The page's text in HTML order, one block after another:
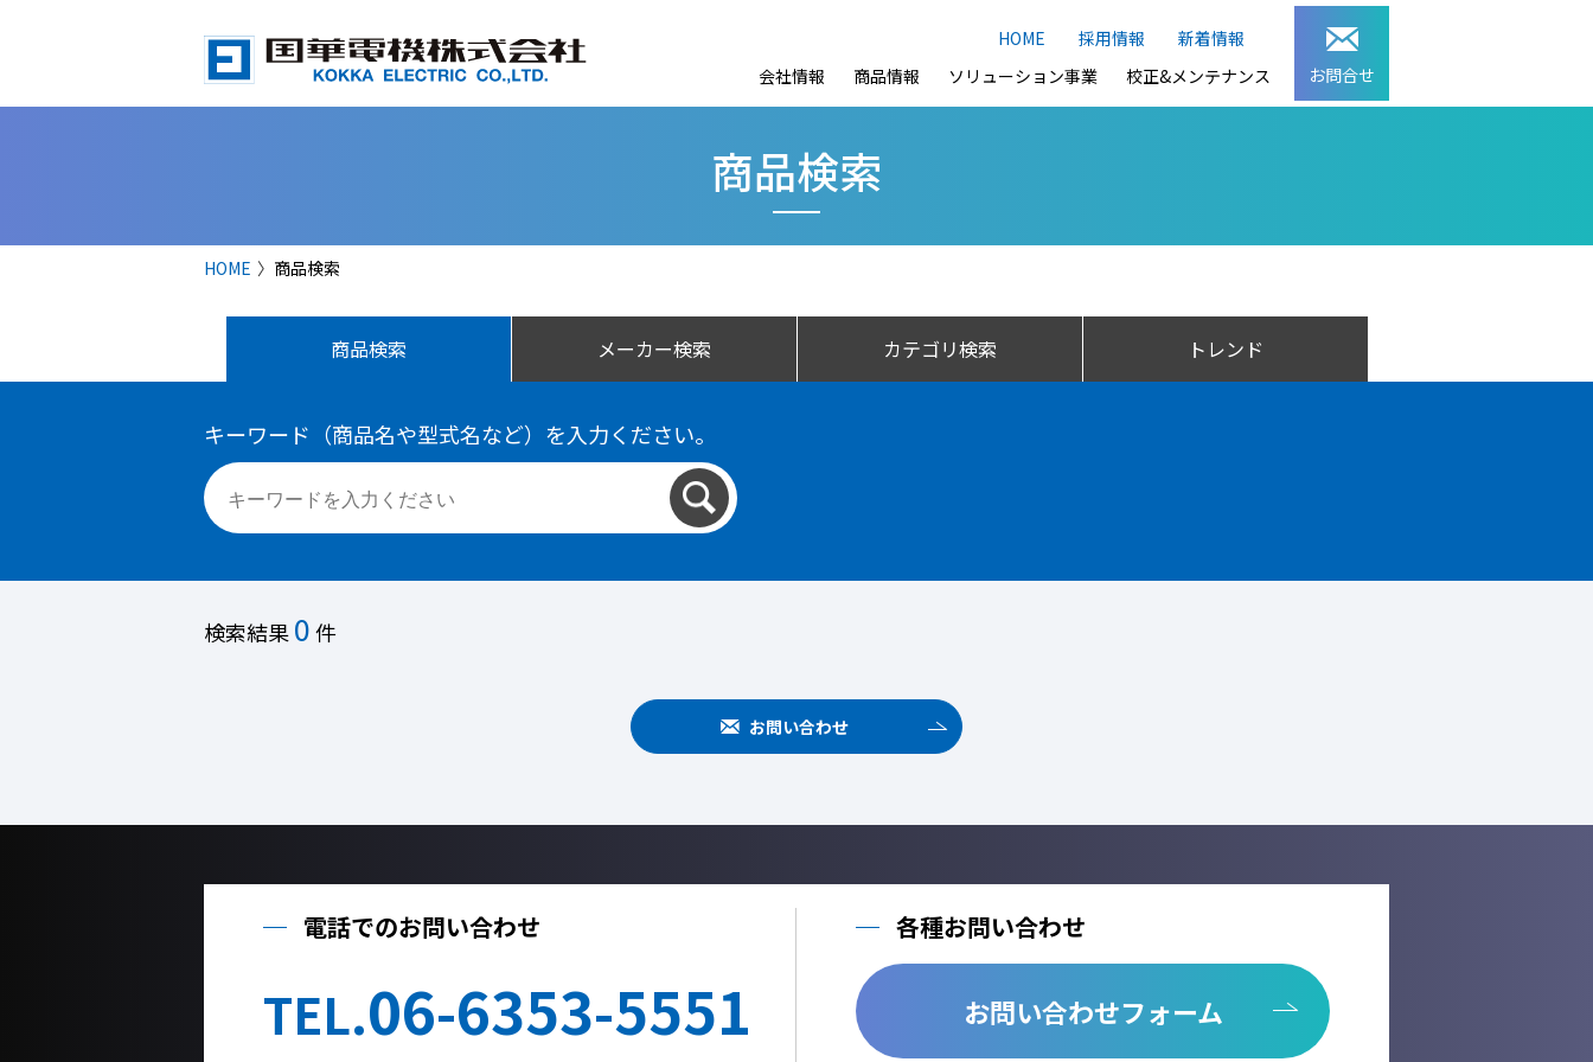
お問合せ
HOME 採用情報
新着情報
会社情報
商品情報 ソリューション事業 校正&メンテナンス
商品検索
HOME 商品検索
商品検索 メーカー検索 カテゴリ検索 トレンド
キーワード（商品名や型式名など）を入力ください。
検索結果0件
お問い合わせ
電話でのお問い合わせ
TEL.06-6353-5551
各種お問い合わせ
お問い合わせフォーム